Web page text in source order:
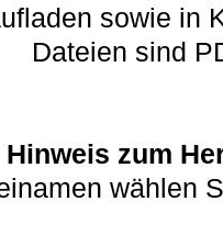
sowie in
Dateien sind
Hinweis zum
wählen